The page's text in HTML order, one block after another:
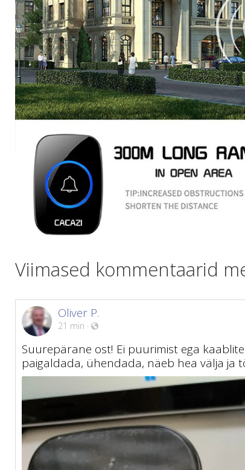
Viimased kommentaarid
Oliver P.
21 min ·
Suurepärane ost! Ei puurimist ega
paigaldada, ühendada, näeb hea välja ja